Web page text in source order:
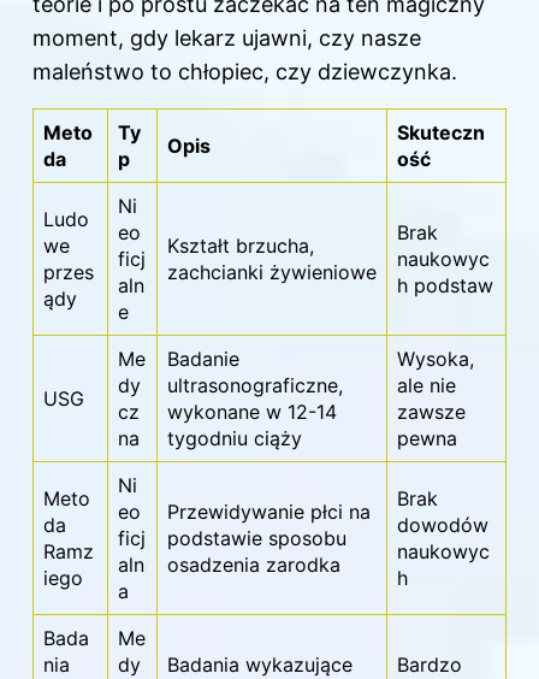
moment, gdy lekarz ujawni, czy nasze
maleństwo to chłopiec, czy dziewczynka.
Meto
da
Ty
p
Opis
Skuteczn
ość
Ludo
we
przes
ądy
Ni
eo
ficj
aln
e
Kształt brzucha,
zachcianki żywieniowe
Brak
naukowyc
h podstaw
USG
Me
dy
cz
na
Badanie
ultrasonograficzne,
wykonane w 12-14
tygodniu ciąży
Wysoka,
ale nie
zawsze
pewna
Meto
da
Ramz
iego
Ni
eo
ficj
aln
a
Przewidywanie płci na
podstawie sposobu
osadzenia zarodka
Brak
dowodów
naukowyc
h
Bada
nia
Me
dy
Badania wykazujące
Bardzo